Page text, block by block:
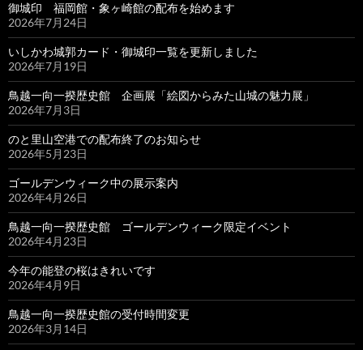
御城印 福岡館・象ヶ崎館の配布を始めます
2026年7月24日
いしかわ城郭カード・御城印一覧を更新しました
2026年7月19日
鳥越一向一揆歴史館 企画展「絵図からみた山城の魅力展」
2026年7月3日
のと里山空港での配布終了のお知らせ
2026年5月23日
ゴールデンウィーク中の展示案内
2026年4月26日
鳥越一向一揆歴史館 ゴールデンウィーク限定イベント
2026年4月23日
今年の能登の桜はきれいです
2026年4月9日
鳥越一向一揆歴史館の受付時間変更
2026年3月14日